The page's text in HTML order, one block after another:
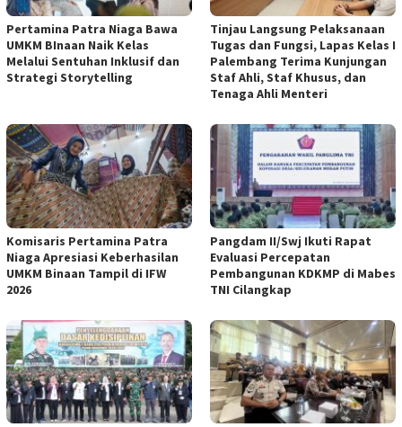
Pertamina Patra Niaga Bawa
UMKM BInaan Naik Kelas
Melalui Sentuhan Inklusif dan
Strategi Storytelling
Tinjau Langsung Pelaksanaan
Tugas dan Fungsi, Lapas Kelas I
Palembang Terima Kunjungan
Staf Ahli, Staf Khusus, dan
Tenaga Ahli Menteri
Komisaris Pertamina Patra
Niaga Apresiasi Keberhasilan
UMKM Binaan Tampil di IFW
2026
Pangdam II/Swj Ikuti Rapat
Evaluasi Percepatan
Pembangunan KDKMP di Mabes
TNI Cilangkap